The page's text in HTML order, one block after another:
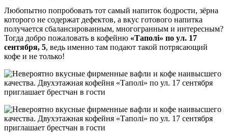
Любопытно попробовать тот самый напиток бодрости, зёрна
которого не содержат дефектов, а вкус готового напитка
получается сбалансированным, многогранным и интересным?
Тогда добро пожаловать в кофейню «Таполі» по ул. 17
сентября, 5, ведь именно там подают такой потрясающий
кофе и не только!